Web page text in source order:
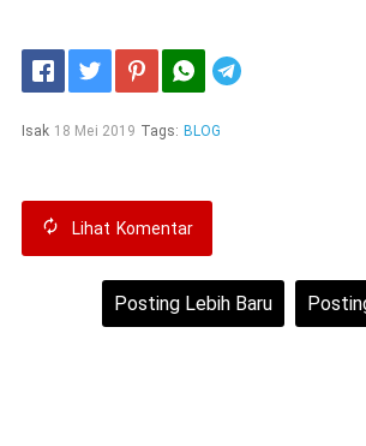
Isak 18 Mei 2019 Tags: BLOG
Lihat Komentar
Posting Lebih Baru